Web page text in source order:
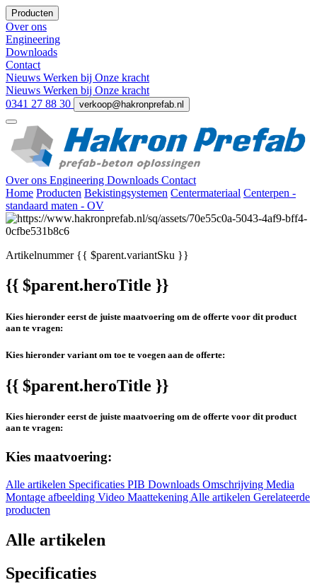
Producten
Over ons
Engineering
Downloads
Contact
Nieuws Werken bij Onze kracht
Nieuws Werken bij Onze kracht
0341 27 88 30
verkoop@hakronprefab.nl
Over ons Engineering Downloads Contact
Home Producten Bekistingsystemen Centermateriaal Centerpen -
standaard maten - OV
Artikelnummer{{ $parent.variantSku }}
{{ $parent.heroTitle }}
Kies hieronder eerst de juiste maatvoering om de offerte voor dit product
aan te vragen:
Kies hieronder variant om toe te voegen aan de offerte:
{{ $parent.heroTitle }}
Kies hieronder eerst de juiste maatvoering om de offerte voor dit product
aan te vragen:
Kies maatvoering:
Alle artikelen Specificaties PIB Downloads Omschrijving Media
Montage afbeelding Video Maattekening Alle artikelen Gerelateerde
producten
Alle artikelen
Specificaties